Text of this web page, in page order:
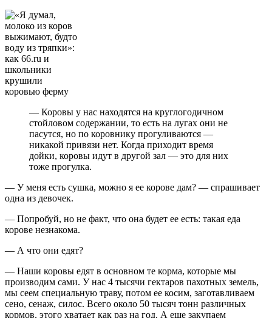
— Коровы у нас находятся на круглогодичном
стойловом содержании, то есть на лугах они не
пасутся, но по коровнику прогуливаются —
никакой привязи нет. Когда приходит время
дойки, коровы идут в другой зал — это для них
тоже прогулка.
— У меня есть сушка, можно я ее корове дам? — спрашивает
одна из девочек.
— Попробуй, но не факт, что она будет ее есть: такая еда
корове незнакома.
— А что они едят?
— Наши коровы едят в основном те корма, которые мы
производим сами. У нас 4 тысячи гектаров пахотных земель,
мы сеем специальную траву, потом ее косим, заготавливаем
сено, сенаж, силос. Всего около 50 тысяч тонн различных
кормов, этого хватает как раз на год. А еще закупаем